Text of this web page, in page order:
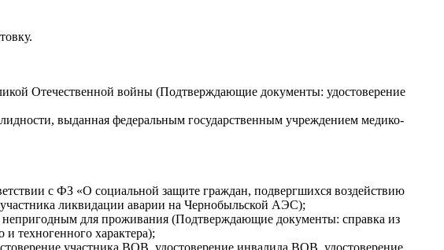
Отечественной войны (Подтверждающие документы: удостоверение
выданная федеральным государственным учреждением медико-
с ФЗ «О социальной защите граждан, подвергшихся воздействию
ликвидации аварии на Чернобыльской АЭС);
непригодным для проживания (Подтверждающие документы: справка из
техногенного характера);
участника ВОВ, удостоверение инвалида ВОВ, удостоверение